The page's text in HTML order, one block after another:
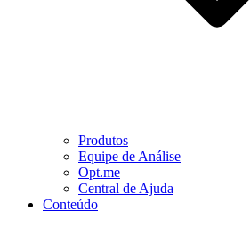
Produtos
Equipe de Análise
Opt.me
Central de Ajuda
Conteúdo